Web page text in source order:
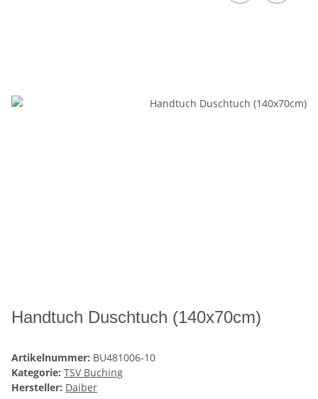
Handtuch Duschtuch (140x70cm)
Artikelnummer: BU481006-10
Kategorie: TSV Buching
Hersteller: Daiber